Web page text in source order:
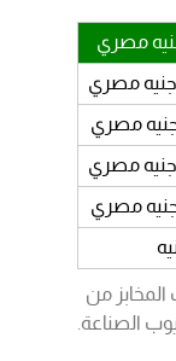
المخابز من